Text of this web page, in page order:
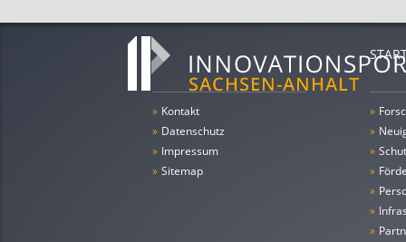
» Kontakt
» Datenschutz
» Impressum
» Sitemap
»
»
»
»
»
»
»